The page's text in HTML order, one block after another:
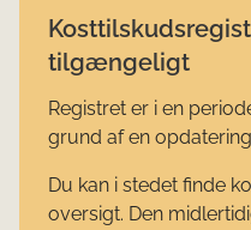
tilgængeligt
Registret er i en
grund af en
Du kan i stedet finde
oversigt. Den